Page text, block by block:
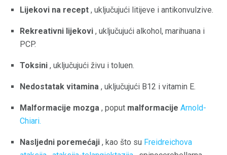
Lijekovi na recept , uključujući litijeve i antikonvulzive.
Rekreativni lijekovi , uključujući alkohol, marihuana i
PCP.
Toksini , uključujući živu i toluen.
Nedostatak vitamina , uključujući B12 i vitamin E.
Malformacije mozga , poput malformacije Arnold-
Chiari.
Nasljedni poremećaji , kao što su Freidreichova